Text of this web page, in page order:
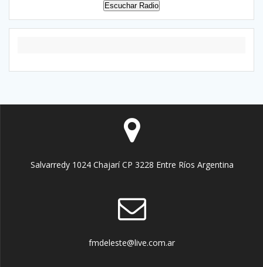
Escuchar Radio
Salvarredy 1024 Chajarí CP 3228 Entre Ríos Argentina
fmdeleste@live.com.ar